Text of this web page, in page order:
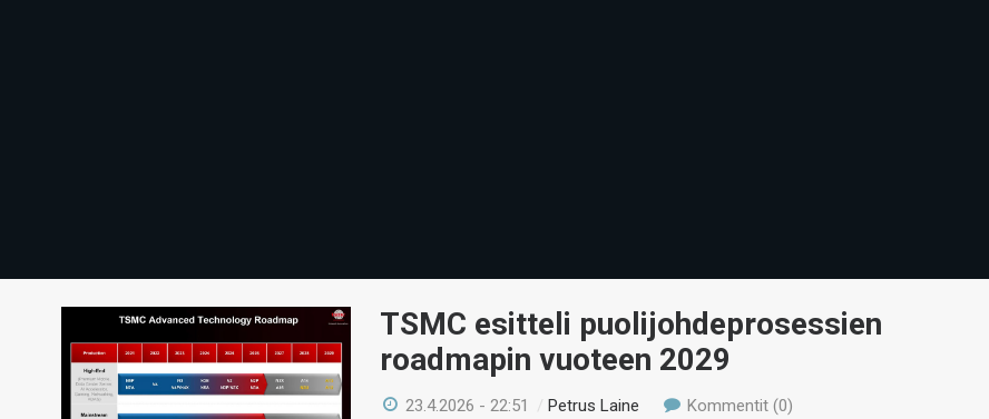
TSMC esitteli puolijohdeprosessien
roadmapin vuoteen 2029
23.4.2026 - 22:51 /Petrus Laine Kommentit (0)